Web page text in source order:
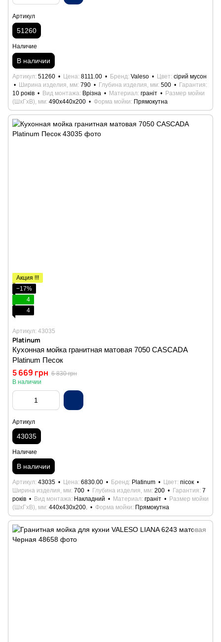
Артикул
51260
Наличие
В наличии
Артикул 51260 Цена 8111.00 Бренд Valeso Цвет сірий мусон
Ширина изделия, мм 790 Глубина изделия, мм 500
Гарантия
10 років
Вид монтажа Врізна Материал граніт
Размер мойки
(ШхГхВ), мм 490x440x200 Форма мойки Прямокутна
Акция !!!
−17%
4
4
Артикул: 43035
Platinum
Кухонная мойка гранитная матовая 7050 CASCADA
Platinum Песок
5 669 грн 6 830 грн
В наличии
Артикул
43035
Наличие
В наличии
Артикул 43035 Цена 6830.00 Бренд Platinum Цвет пісок
Ширина изделия, мм 700 Глубина изделия, мм 200 Гарантия 7
років
Вид монтажа Накладний Материал граніт
Размер мойки
(ШхГхВ), мм 440х430х200. Форма мойки Прямокутна